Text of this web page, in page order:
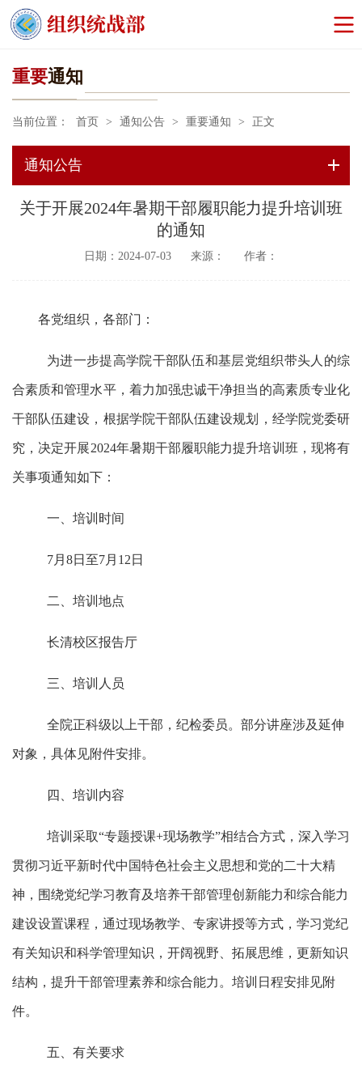
重要通知
当前位置： 首页 > 通知公告 > 重要通知 > 正文
通知公告
关于开展2024年暑期干部履职能力提升培训班
的通知
日期：2024-07-03 来源： 作者：
各党组织，各部门：
为进一步提高学院干部队伍和基层党组织带头人的综
合素质和管理水平，着力加强忠诚干净担当的高素质专业化
干部队伍建设，根据学院干部队伍建设规划，经学院党委研
究，决定开展2024年暑期干部履职能力提升培训班，现将有
关事项通知如下：
一、培训时间
7月8日至7月 12 日
二、培训地点
长清校区报告厅
三、培训人员
全院正科级以上干部，纪检委员。部分讲座涉及延伸
对象，具体见附件安排。
四、培训内容
培训采取“专题授课+现场教学”相结合方式，深入学习
贯彻习近平新时代中国特色社会主义思想和党的二十大精
神，围绕党纪学习教育及培养干部管理创新能力和综合能力
建设设置课程，通过现场教学、专家讲授等方式，学习党纪
有关知识和科学管理知识，开阔视野、拓展思维，更新知识
结构，提升干部管理素养和综合能力。培训日程安排见附
件。
五、有关要求